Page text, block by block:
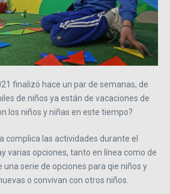
finalizó hace un par de semanas, de
de niños ya están de vacaciones de
los niños y niñas en este tiempo?
complica las actividades durante el
varias opciones, tanto en línea como de
serie de opciones para qie niños y
o convivan con otros niños.